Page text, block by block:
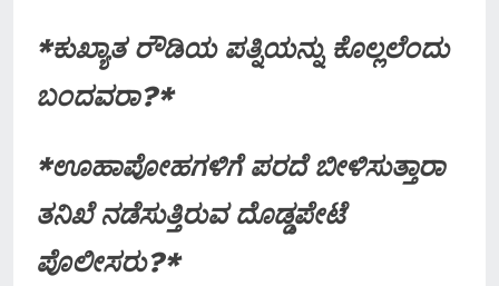
*ಕುಖ್ಯಾತ ರೌಡಿಯ ಪತ್ನಿಯನ್ನು ಕೊಲ್ಲಲೆಂದು
ಬಂದವರಾ?*
*ಊಹಾಪೋಹಗಳಿಗೆ ಪರದೆ ಬೀಳಿಸುತ್ತಾರಾ
ತನಿಖೆ ನಡೆಸುತ್ತಿರುವ ದೊಡ್ಡಪೇಟೆ
ಪೊಲೀಸರು?*